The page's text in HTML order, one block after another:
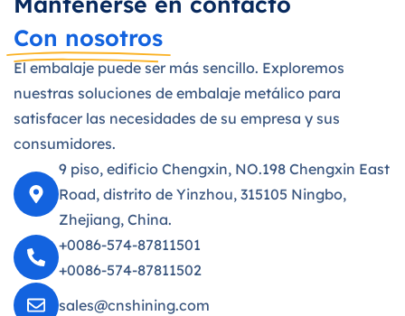
Con nosotros
El embalaje puede ser más sencillo. Exploremos
nuestras soluciones de embalaje metálico para
satisfacer las necesidades de su empresa y sus
consumidores.
9 piso, edificio Chengxin, NO.198 Chengxin East
Road, distrito de Yinzhou, 315105 Ningbo,
Zhejiang, China.
+0086-574-87811501
+0086-574-87811502
sales@cnshining.com